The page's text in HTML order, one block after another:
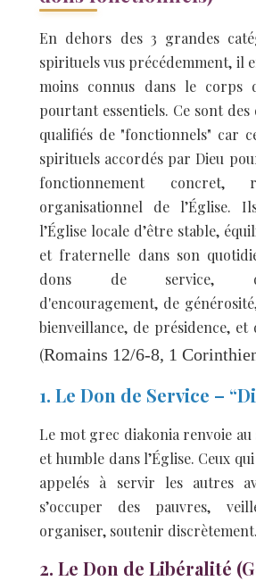
En dehors des 3 grandes
spirituels vus précédemment, il
moins connus dans le corps
pourtant essentiels. Ce sont
qualifiés de "fonctionnels" car
spirituels accordés par Dieu
fonctionnement concret,
organisationnel de l’Église.
l’Église locale d’être stable,
et fraternelle dans son
dons de service,
d'encouragement, de
bienveillance, de présidence, et
(Romains 12/6-8, 1
1. Le Don de Service –
Le mot grec diakonia renvoie
et humble dans l’Église. Ceux
appelés à servir les autres
s’occuper des pauvres,
organiser, soutenir discrètement.
2. Le Don de Libéralité